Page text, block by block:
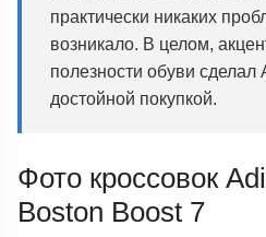
практически никаких
возникало. В целом,
полезности обуви
достойной покупкой.
Фото кроссовок
Boston Boost 7